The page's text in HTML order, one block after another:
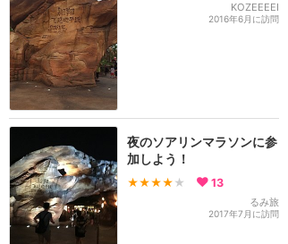
KOZEEEEI
2016年6月に訪問
夜のソアリンマラソンに参
加しよう！
★★★★ ★ 13
るみ旅
2017年7月に訪問